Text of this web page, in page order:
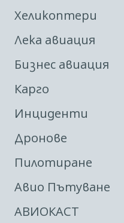
Хеликоптери
Лека авиация
Бизнес авиация
Карго
Инциденти
Дронове
Пилотиране
Авио Пътуване
АВИОКАСТ